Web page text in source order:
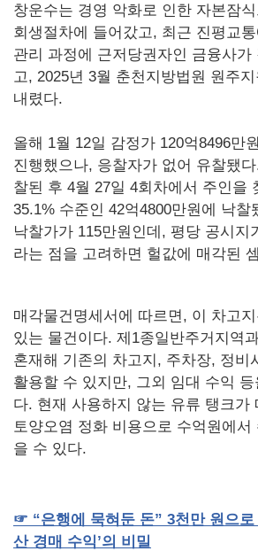
창운수는 경영 악화로 인한 자본잠
회생절차에 들어갔고, 최근 진평교
관리 과정에 근저당권자인 금융사가
고, 2025년 3월 춘천지방법원 원주
내렸다.
올해 1월 12일 감정가 120억8496만
진행했으나, 응찰자가 없어 유찰됐
찰된 후 4월 27일 4회차에서 주인을
35.1% 수준인 42억4800만원에 낙찰
낙찰가가 115만원인데, 평당 공시지
라는 점을 고려하면 헐값에 매각된
매각물건명세서에 따르면, 이 차고
있는 물건이다. 제1종일반주거지역
혼재해 기존의 차고지, 주차장, 정비
활용할 수 있지만, 그외 임대 수익
다. 현재 사용하지 않는 유류 탱크가
토양오염 정화 비용으로 수억원에서
을 수 있다.
☞ “은행에 묵혀둔 돈” 3천만 원으로
산 경매 수익’의 비밀